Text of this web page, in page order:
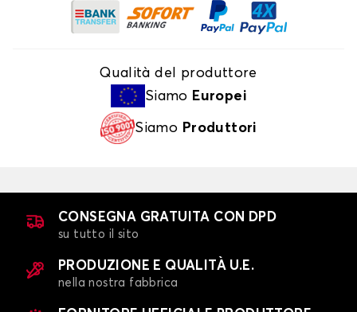
Qualità del produttore
Siamo Europei
Siamo Produttori
CONSEGNA GRATUITA CON DPD
su tutto il sito
PRODUZIONE E QUALITÀ U.E.
nella nostra fabbrica